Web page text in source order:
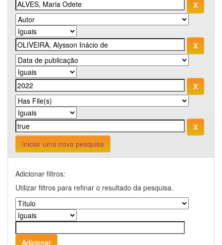
Iniciar uma nova pesquisa
Adicionar filtros:
Utilizar filtros para refinar o resultado da pesquisa.